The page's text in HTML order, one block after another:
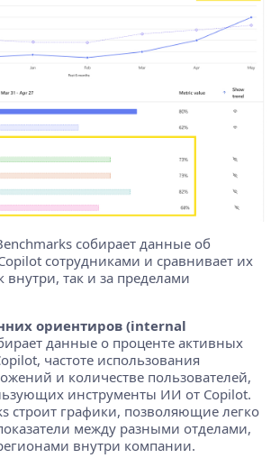
собирает данные об
сотрудниками и сравнивает их
внутри, так и за пределами
ориентиров (internal
данные о проценте активных
частоте использования
и количестве пользователей,
инструменты ИИ от Copilot.
строит графики, позволяющие легко
между разными отделами,
внутри компании.